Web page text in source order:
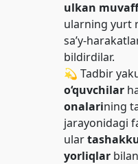
ulkan
ularning yurt
sa’y-
bildirdilar.
💫 Tadbir
o‘quvchilar
onalarining
jarayonidagi
ular
yorliqlar